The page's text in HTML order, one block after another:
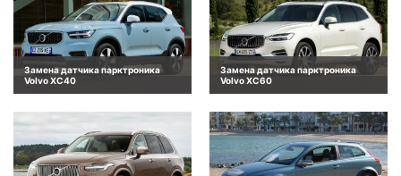
Замена датчика парктроника
Volvo XC40
Замена датчика парктроника
Volvo XC60